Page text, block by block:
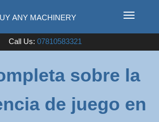
T
g
e
a
Call Us: 07810583321
sobre la
de juego en